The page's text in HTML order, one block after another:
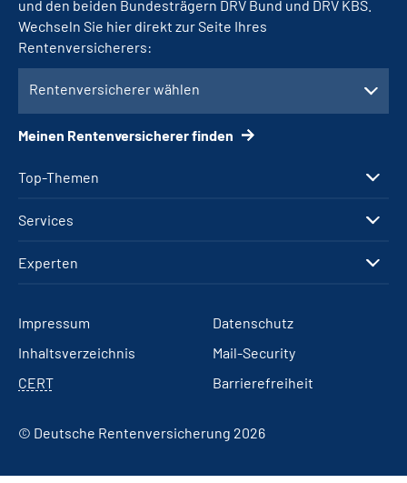
Top-Themen
Services
Experten
und den beiden Bundesträgern DRV Bund und DRV KBS.
Wechseln Sie hier direkt zur Seite Ihres
Rentenversicherers:
Rentenversicherer wählen
Meinen Rentenversicherer finden
Impressum
Datenschutz
Inhaltsverzeichnis
Mail-Security
CERT
Barrierefreiheit
© Deutsche Rentenversicherung 2026